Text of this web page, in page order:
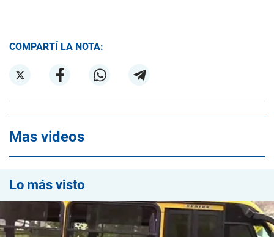
COMPARTÍ LA NOTA:
Mas videos
Lo más visto